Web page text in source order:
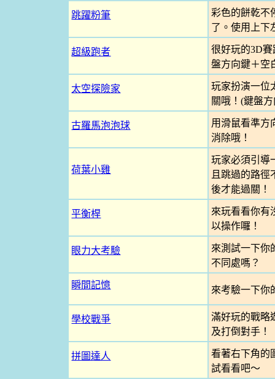
跳躍粉筆
彩色的餅乾不
了。使用上下
超級跑者
很好玩的3D
盤方向鍵＋空
太空探險家
玩家扮演一位
關哦！(鍵盤
古羅馬泡泡球
用滑鼠看準方
消除哦！
荷葉小雞
玩家必須引導
且跳過的路徑
後才能過關！
平衡桿
來玩看看你有
以操作囉！
眼力大考驗
來測試一下你
不同處嗎？
瞬間記憶 來考驗一下你
學校戰爭
滿好玩的戰略
及打倒對手！
拼圖達人
看著右下角的
試看看吧～